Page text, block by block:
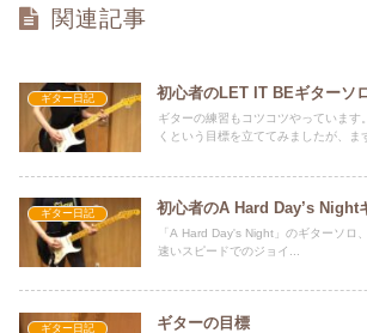
関連記事
ギター日記 初心者のLET IT BEギターソ
ギターの練習もコツコツやっています
くという目標を立ててみましたが、ま
ギター日記 初心者のA Hard Day’s Night
「A Hard Day's Night」のギターソロ
速いスピードでのジョイ...
ギター日記 ギターの目標